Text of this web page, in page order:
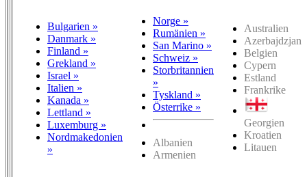
Bulgarien »
Danmark »
Finland »
Grekland »
Israel »
Italien »
Kanada »
Lettland »
Luxemburg »
Nordmakedonien
»
Norge »
Rumänien »
San Marino »
Schweiz »
Storbritannien
»
Tyskland »
Österrike »
Albanien
Armenien
Australien
Azerbajdzjan
Belgien
Cypern
Estland
Frankrike
Georgien
Kroatien
Litauen